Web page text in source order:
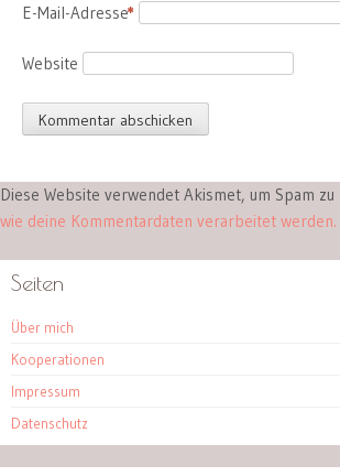
E-Mail-Adresse
*
Website
Diese Website verwendet Akismet, um Spam zu
wie deine Kommentardaten verarbeitet werden.
Seiten
Über mich
Kooperationen
Impressum
Datenschutz